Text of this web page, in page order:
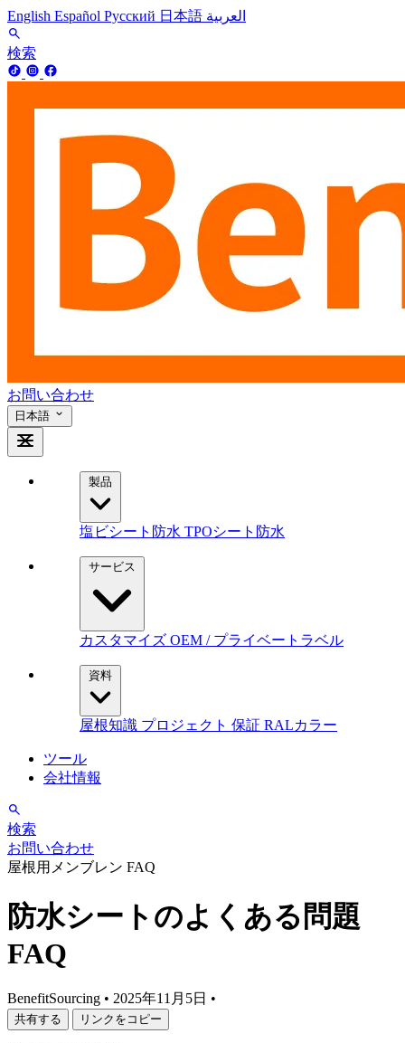
English Español Русский 日本語 العربية
検索
お問い合わせ
日本語
製品
塩ビシート防水 TPOシート防水
サービス
カスタマイズ OEM / プライベートラベル
資料
屋根知識 プロジェクト 保証 RALカラー
ツール
会社情報
検索
お問い合わせ
屋根用メンブレン FAQ
防水シートのよくある問題
FAQ
BenefitSourcing • 2025年11月5日 •
共有する リンクをコピー